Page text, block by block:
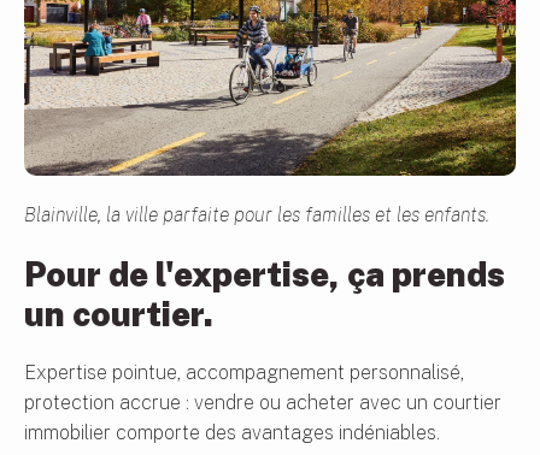
Blainville, la ville parfaite pour les familles et les enfants.
Pour de l'expertise, ça prends
un courtier.
Expertise pointue, accompagnement personnalisé,
protection accrue : vendre ou acheter avec un courtier
immobilier comporte des avantages indéniables.